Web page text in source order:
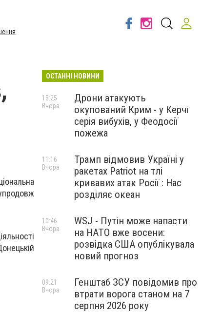
ОСТАННІ НОВИНИ
Дрони атакують
окупований Крим - у Керчі
серія вибухів, у Феодосії
пожежа
13:25
Вчора
Трамп відмовив Україні у
ракетах Patriot на тлі
кривавих атак Росії : Нас
розділяє океан
11:16
Вчора
WSJ - Путін може напасти
на НАТО вже восени:
розвідка США опублікувала
новий прогноз
10:46
Вчора
Генштаб ЗСУ повідомив про
втрати ворога станом на 7
серпня 2026 року
09:21
Вчора